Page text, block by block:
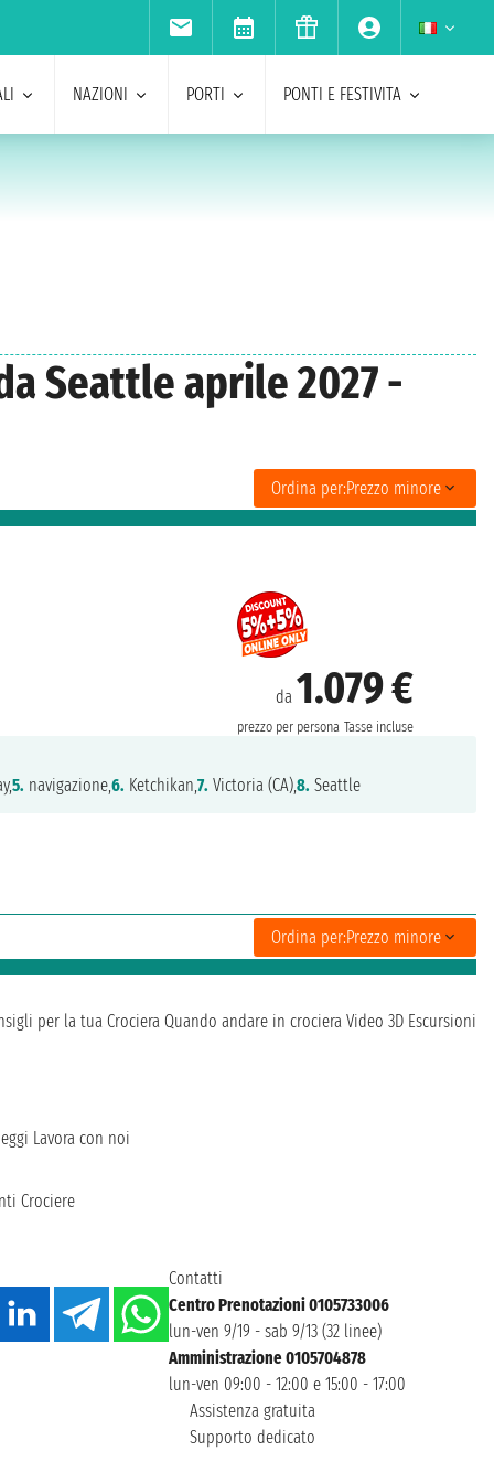
NAZIONI PORTI PONTI E FESTIVITA
Seattle aprile 2027 -
Ordina per:Prezzo minore
da 1.079 €
prezzo per persona Tasse incluse
5. navigazione,6. Ketchikan,7. Victoria (CA),8. Seattle
Ordina per:Prezzo minore
per la tua Crociera Quando andare in crociera Video 3D Escursioni
Lavora con noi
Crociere
Contatti
Centro Prenotazioni 0105733006
lun-ven 9/19 - sab 9/13 (32 linee)
Amministrazione 0105704878
lun-ven 09:00 - 12:00 e 15:00 - 17:00
Assistenza gratuita
Supporto dedicato